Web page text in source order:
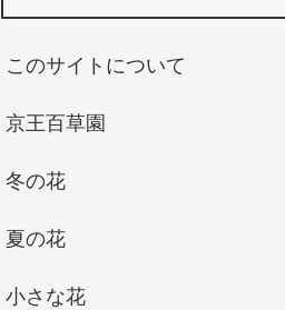
このサイトについて
京王百草園
冬の花
夏の花
小さな花